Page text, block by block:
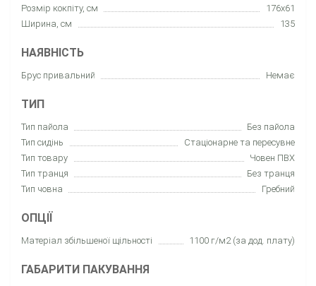
Розмір кокпіту, см
176x61
Ширина, см
135
НАЯВНІСТЬ
Брус привальний Немає
ТИП
Тип пайола
Без пайола
Тип сидінь
Cтаціонарне та пересувне
Тип товару
Човен ПВХ
Тип транця
Без транця
Тип човна
Гребний
ОПЦІЇ
Матеріал збільшеної щільності 1100 г/м2 (за дод. плату)
ГАБАРИТИ ПАКУВАННЯ